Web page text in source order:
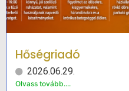
Hőségriadó
2026.06.29.
Olvass tovább....